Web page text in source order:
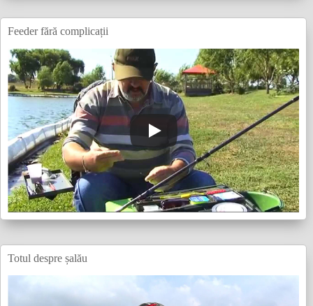
Feeder fără complicații
Totul despre șalău